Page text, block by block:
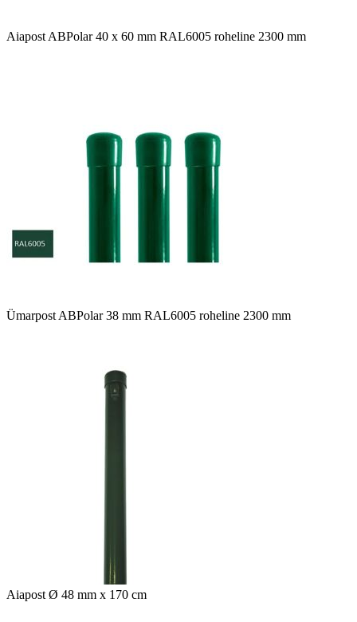
Aiapost ABPolar 40 x 60 mm RAL6005 roheline 2300 mm
Ümarpost ABPolar 38 mm RAL6005 roheline 2300 mm
Aiapost Ø 48 mm x 170 cm